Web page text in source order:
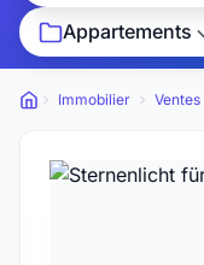
Appartements
Petites annonces
Immobilier Ventes